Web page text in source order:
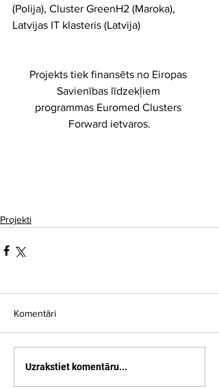
(Polija), Cluster GreenH2 (Maroka),
Latvijas IT klasteris (Latvija)
Projekts tiek finansēts no Eiropas
Savienības līdzekļiem
programmas Euromed Clusters
Forward ietvaros.
Projekti
Komentāri
Uzrakstiet komentāru...